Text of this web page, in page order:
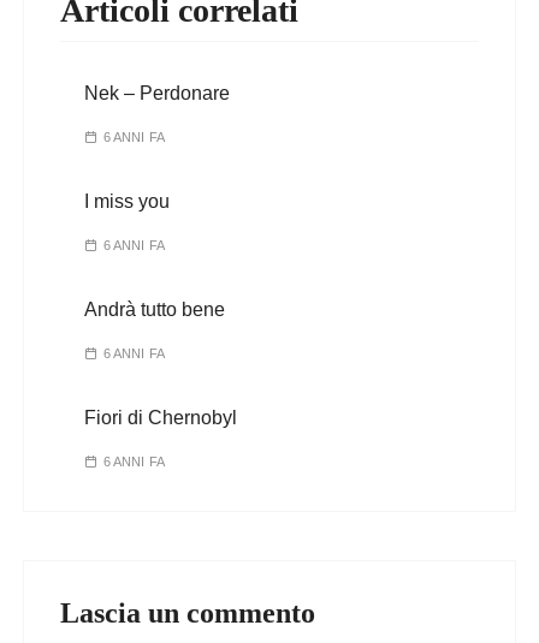
Articoli correlati
Nek – Perdonare
6 ANNI FA
I miss you
6 ANNI FA
Andrà tutto bene
6 ANNI FA
Fiori di Chernobyl
6 ANNI FA
Lascia un commento